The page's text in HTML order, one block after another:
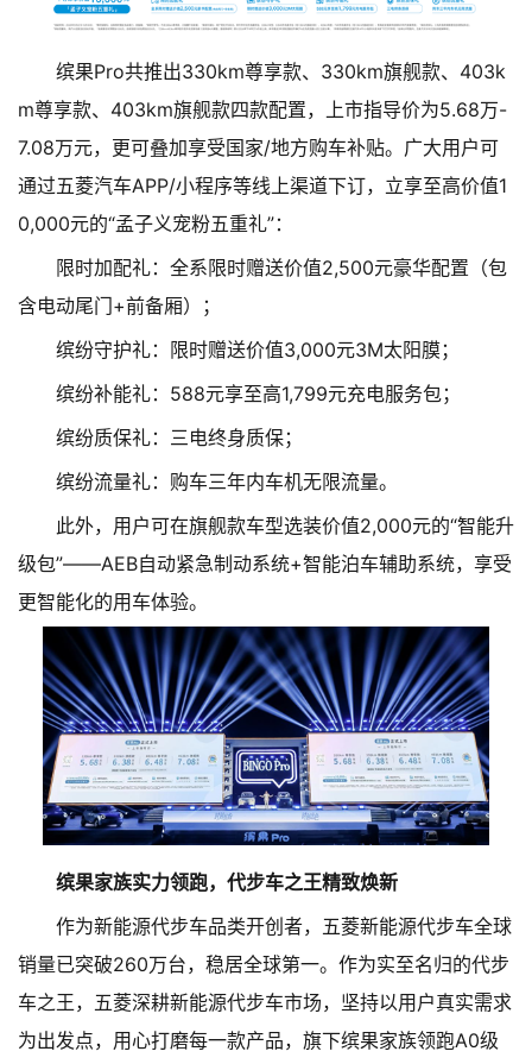
缤果Pro共推出330km尊享款、330km旗舰款、403k
m尊享款、403km旗舰款四款配置，上市指导价为5.68万-
7.08万元，更可叠加享受国家/地方购车补贴。广大用户可
通过五菱汽车APP/小程序等线上渠道下订，立享至高价值1
0,000元的“孟子义宠粉五重礼”：
限时加配礼：全系限时赠送价值2,500元豪华配置（包
含电动尾门+前备厢）；
缤纷守护礼：限时赠送价值3,000元3M太阳膜；
缤纷补能礼：588元享至高1,799元充电服务包；
缤纷质保礼：三电终身质保；
缤纷流量礼：购车三年内车机无限流量。
此外，用户可在旗舰款车型选装价值2,000元的“智能升
级包”——AEB自动紧急制动系统+智能泊车辅助系统，享受
更智能化的用车体验。
缤果家族实力领跑，代步车之王精致焕新
作为新能源代步车品类开创者，五菱新能源代步车全球
销量已突破260万台，稳居全球第一。作为实至名归的代步
车之王，五菱深耕新能源代步车市场，坚持以用户真实需求
为出发点，用心打磨每一款产品，旗下缤果家族领跑A0级